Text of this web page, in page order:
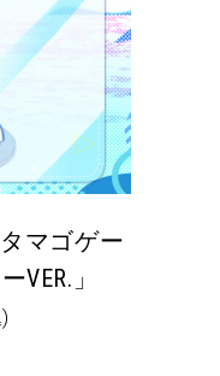
マゴゲー
VER.」